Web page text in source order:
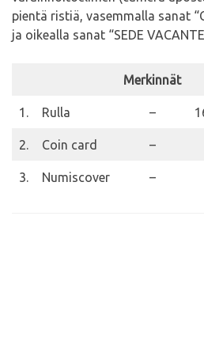
pientä ristiä, vasemmalla sanat
ja oikealla sanat “SEDE
Merkinnät
1. Rulla –
2. Coin card –
3. Numiscover –